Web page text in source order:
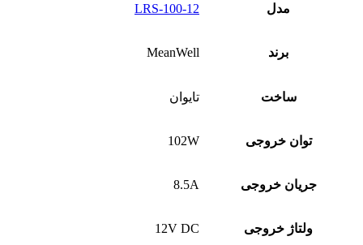
مدل LRS-100-12
برند MeanWell
ساخت تایوان
توان خروجی 102W
جریان خروجی 8.5A
ولتاژ خروجی 12V DC